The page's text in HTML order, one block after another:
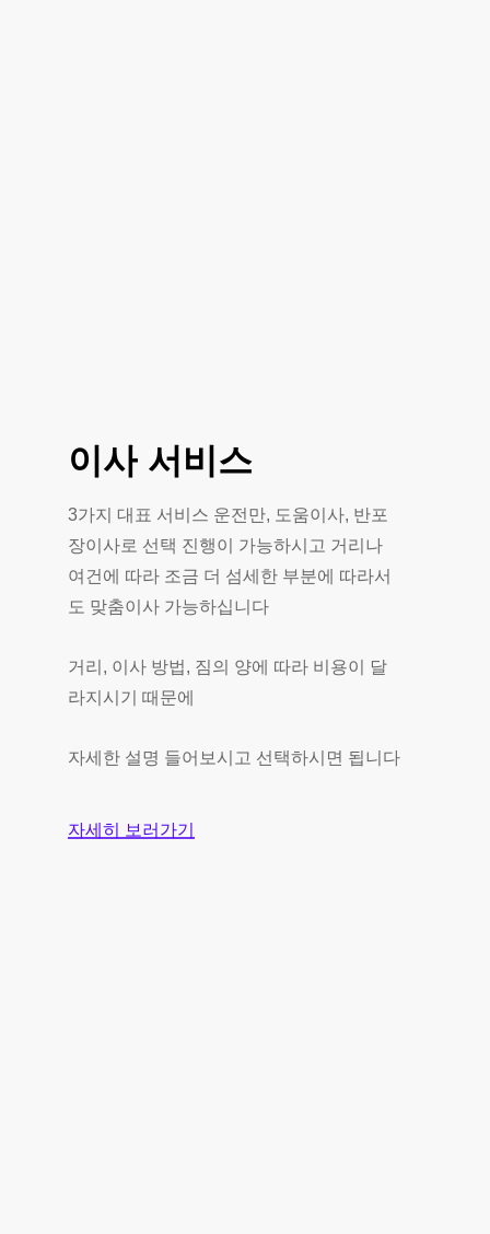
이사 서비스
3가지 대표 서비스 운전만, 도움이사, 반포
장이사로 선택 진행이 가능하시고 거리나
여건에 따라 조금 더 섬세한 부분에 따라서
도 맞춤이사 가능하십니다
거리, 이사 방법, 짐의 양에 따라 비용이 달
라지시기 때문에
자세한 설명 들어보시고 선택하시면 됩니다
자세히 보러가기